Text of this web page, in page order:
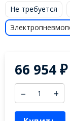
Не требуется
66 954₽
– +